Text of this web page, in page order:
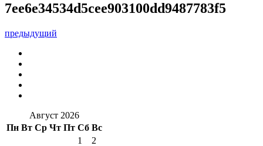
7ee6e34534d5cee903100dd9487783f5
предыдущий
Август 2026
Пн Вт Ср Чт Пт Сб Вс
1
2